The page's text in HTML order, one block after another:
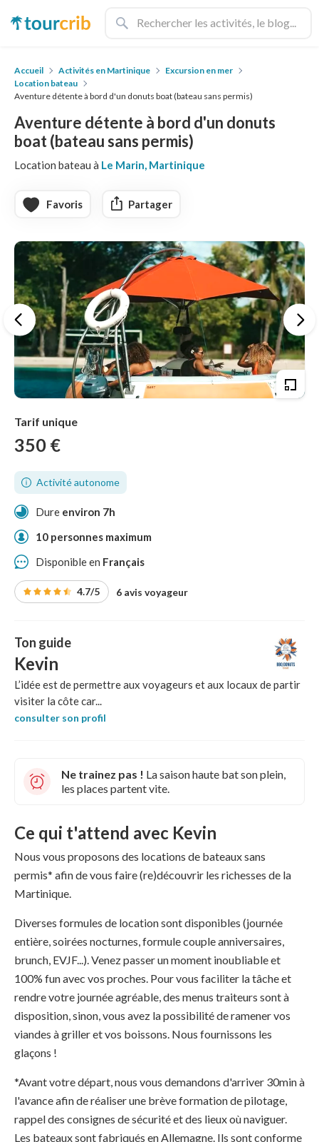
Accueil Activités en Martinique
Excursion en mer
Location bateau
Aventure détente à bord d'un donuts boat (bateau sans permis)
Aventure détente à bord d'un donuts
boat (bateau sans permis)
Location bateau à Le Marin, Martinique
Favoris Partager
Ton guide
Kevin
L’idée est de permettre aux voyageurs et aux locaux de partir
visiter la côte car...
consulter son profil
Activité autonome
Dure environ 7h
10 personnes maximum
Disponible en Français
4.7/5 6 avis voyageur
Tarif unique
350 €
Ne trainez pas ! La saison haute bat son plein,
les places partent vite.
Ce qui t'attend avec Kevin
Nous vous proposons des locations de bateaux sans
permis* afin de vous faire (re)découvrir les richesses de la
Martinique.
Diverses formules de location sont disponibles (journée
entière, soirées nocturnes, formule couple anniversaires,
brunch, EVJF...). Venez passer un moment inoubliable et
100% fun avec vos proches. Pour vous faciliter la tâche et
rendre votre journée agréable, des menus traiteurs sont à
disposition, sinon, vous avez la possibilité de ramener vos
viandes à griller et vos boissons. Nous fournissons les
glaçons !
*Avant votre départ, nous vous demandons d'arriver 30min à
l'avance afin de réaliser une brève formation de pilotage,
rappel des consignes de sécurité et des lieux où naviguer.
Les bateaux sont fabriqués en Allemagne. Ils sont conforme